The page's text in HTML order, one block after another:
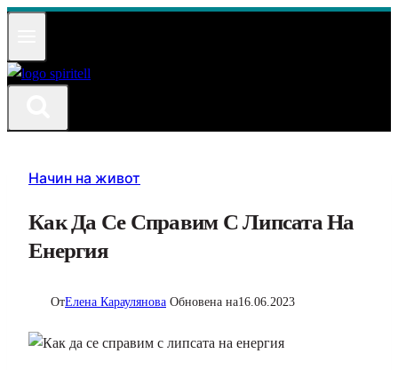
Към
Начин на живот
Как Да Се Справим С Липсата На
Енергия
ОтЕлена Караулянова Обновена на16.06.2023